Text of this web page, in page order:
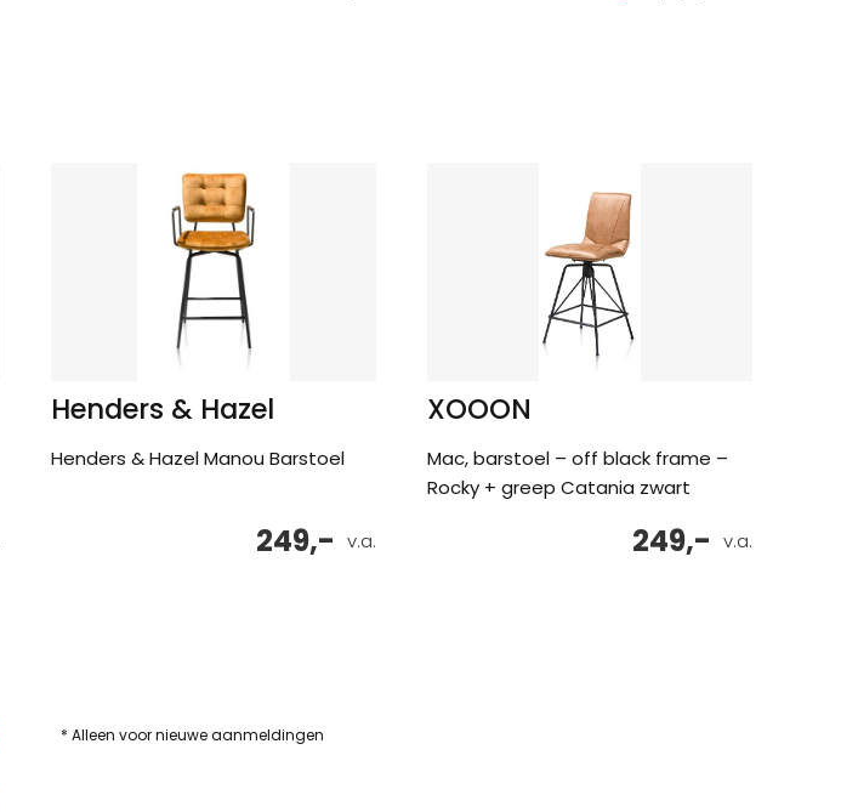
Henders & Hazel
Henders & Hazel Manou Barstoel
v.a.
249,-
XOOON
Mac, barstoel – off black frame –
Rocky + greep Catania zwart
v.a.
249,-
* Alleen voor nieuwe aanmeldingen